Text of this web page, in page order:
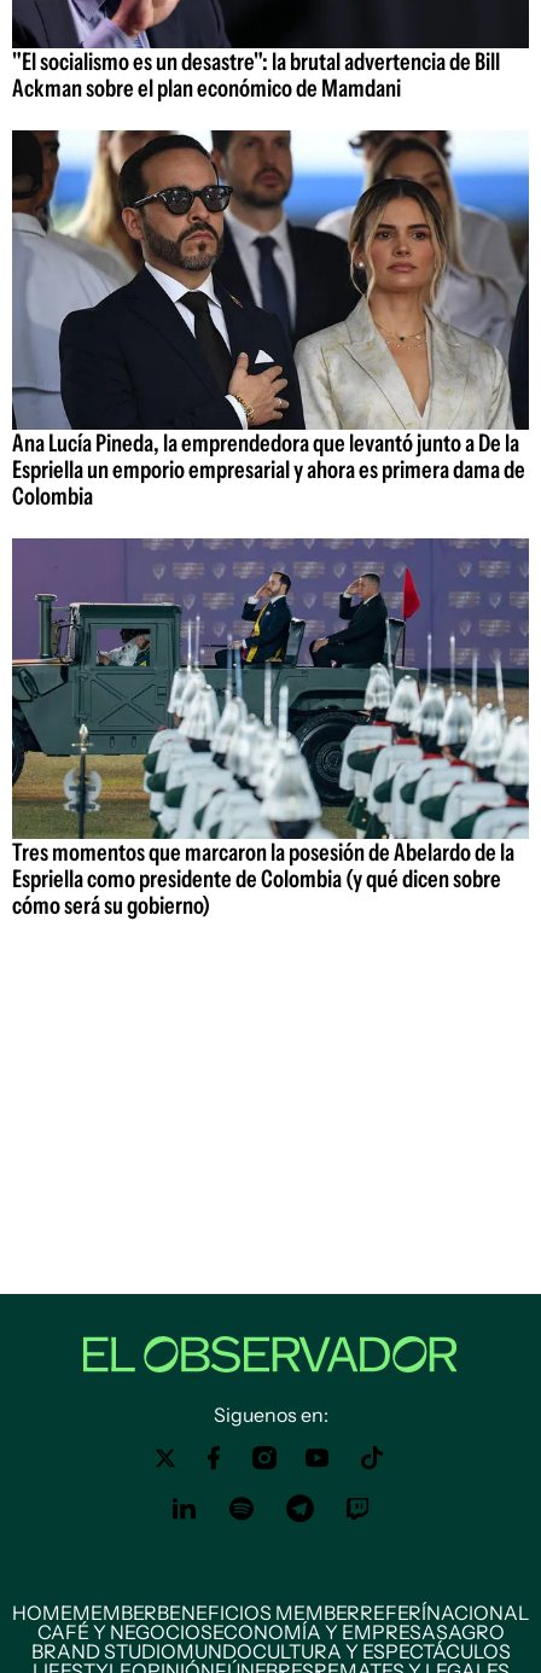
"El socialismo es un desastre": la brutal advertencia de Bill
Ackman sobre el plan económico de Mamdani
Ana Lucía Pineda, la emprendedora que levantó junto a De la
Espriella un emporio empresarial y ahora es primera dama de
Colombia
Tres momentos que marcaron la posesión de Abelardo de la
Espriella como presidente de Colombia (y qué dicen sobre
cómo será su gobierno)
Siguenos en:
HOMEMEMBERBENEFICIOS MEMBERREFERÍNACIONAL
CAFÉ Y NEGOCIOSECONOMÍA Y EMPRESASAGRO
BRAND STUDIOMUNDOCULTURA Y ESPECTÁCULOS